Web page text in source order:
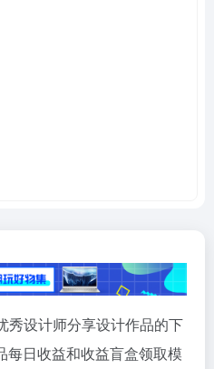
秀设计师分享设计作品的下
每日收益和收益盲盒领取模